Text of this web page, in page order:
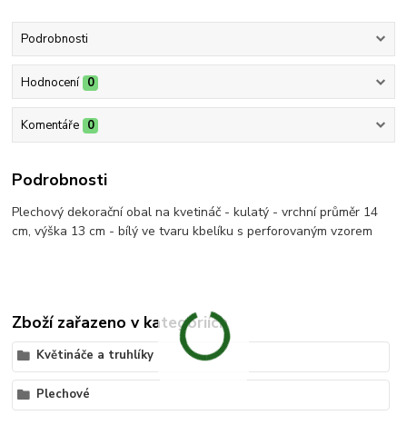
Podrobnosti
Hodnocení 0
Komentáře 0
Podrobnosti
Plechový dekorační obal na kvetináč - kulatý - vrchní průměr 14
cm, výška 13 cm - bílý ve tvaru kbelíku s perforovaným vzorem
Zboží zařazeno v kategoriích
Květináče a truhlíky
Plechové